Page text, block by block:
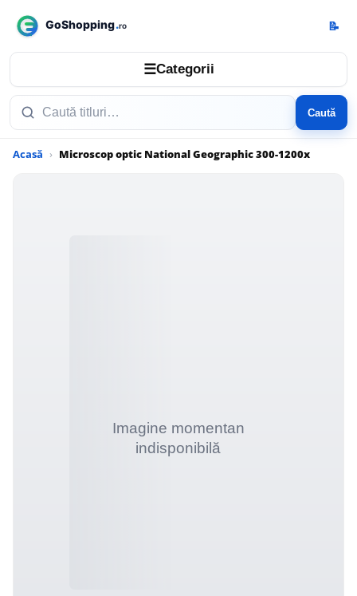
☰Categorii
Caută
📝
Acasă Microscop optic National Geographic 300-1200x